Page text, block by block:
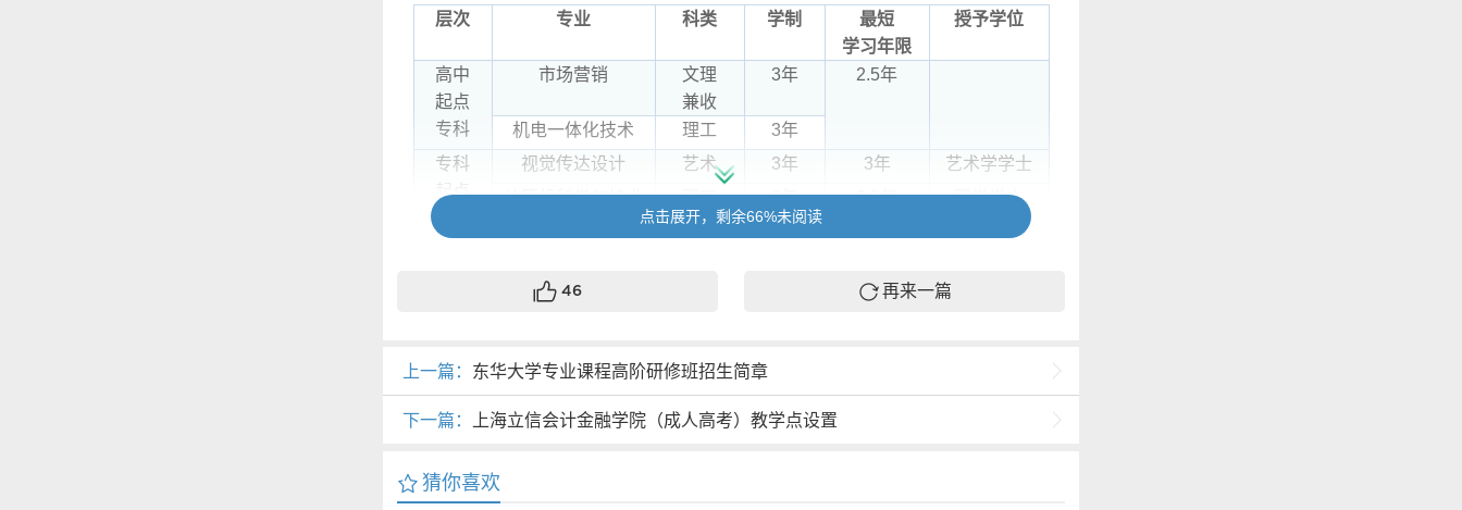
层次 专业 科类 学制
最短
学习年限
授予学位
高中
起点
专科
市场营销
文理
兼收
3年 2.5年
机电一体化技术 理工
3年
专科
起点
视觉传达设计 艺术 3年 3年
艺术学学士
计算机科学与技术
理工 3年 2.5年
理学学士
工学学士
自动化
建筑学
3年
点击展开，剩余66%未阅读
46 再来一篇
上一篇： 东华大学专业课程高阶研修班招生简章
下一篇： 上海立信会计金融学院（成人高考）教学点设置
猜你喜欢